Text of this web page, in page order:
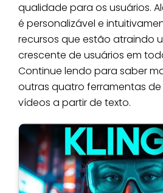
qualidade para os usuários.
é personalizável e
recursos que estão atraindo
crescente de usuários em
Continue lendo para saber
outras quatro ferramentas de
vídeos a partir de texto.